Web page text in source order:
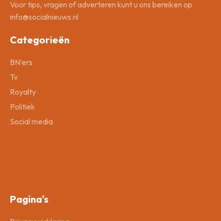
Voor tips, vragen of adverteren kunt u ons bereiken op
info@socialnieuws.nl
Categorieën
BN’ers
Tv
Royalty
Politiek
Social media
Pagina's